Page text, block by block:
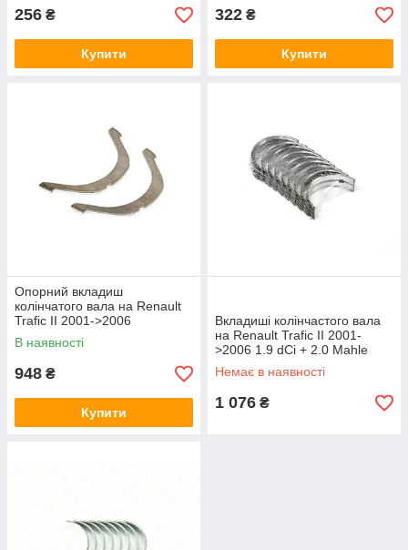
256 ₴
Купити
322 ₴
Купити
Опорний вкладиш
колінчатого вала на Renault
Trafic II 2001->2006
1.9dCi+2.0 — Renault
(Оригинал) - 7701462824
В наявності
948 ₴
Купити
Вкладиші колінчастого вала
на Renault Trafic II 2001-
>2006 1.9 dCi + 2.0 Mahle
(Німеччина) -
021HS200120,25
Немає в наявності
1 076 ₴